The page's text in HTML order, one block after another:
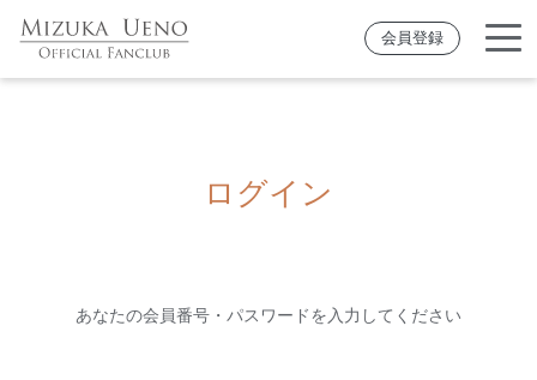
会員登録
ログイン
あなたの会員番号・パスワードを入力してください